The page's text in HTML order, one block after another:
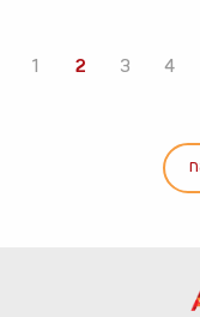
1 2 3 4